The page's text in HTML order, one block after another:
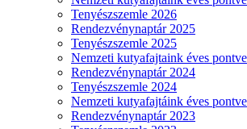
Tenyészszemle 2026
Rendezvénynaptár 2025
Tenyészszemle 2025
Nemzeti kutyafajtaink éves
Rendezvénynaptár 2024
Tenyészszemle 2024
Nemzeti kutyafajtáink éves
Rendezvénynaptár 2023